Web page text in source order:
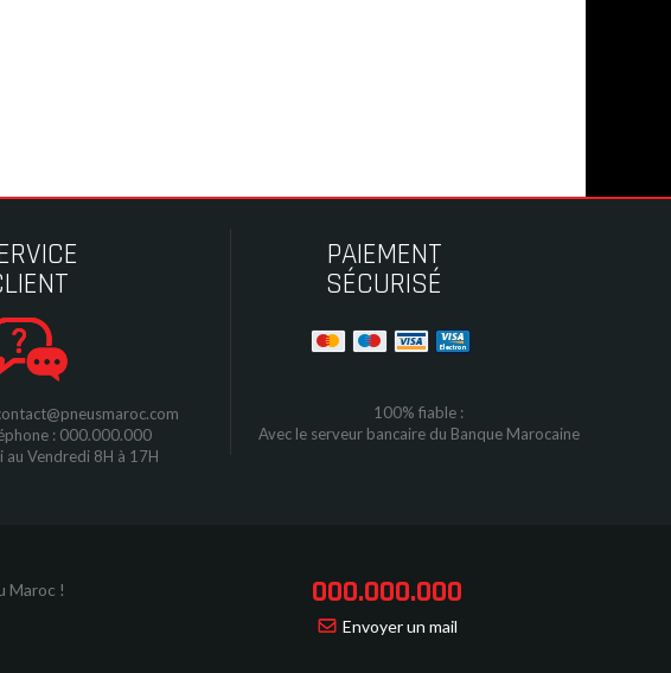
: 000.000.000
au Vendredi 8H à 17H
PAIEMENT
SÉCURISÉ
100% fiable :
Avec le serveur bancaire du Banque Marocaine
Maroc !
000.000.000
Envoyer un mail